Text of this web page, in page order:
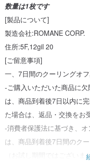
数量は1枚です
[製品について]
製造会社:ROMANE CORP.
住所:5F,12gil 20
[ご留意事項]
一、7日間のクーリングオ
-ご購入いただいた商品に
は、商品到着後7日以内に
た場合は、返品・交換をお
-消費者保護法に基づき、
は、商品到着後7日間のク
（お試し期間ではございま